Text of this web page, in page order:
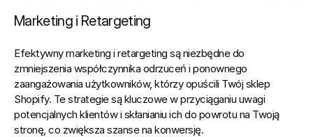
Marketing i Retargeting
Efektywny marketing i retargeting są niezbędne do
zmniejszenia współczynnika odrzuceń i ponownego
zaangażowania użytkowników, którzy opuścili Twój sklep
Shopify. Te strategie są kluczowe w przyciąganiu uwagi
potencjalnych klientów i skłanianiu ich do powrotu na Twoją
stronę, co zwiększa szanse na konwersję.